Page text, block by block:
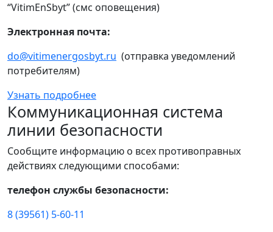
“VitimEnSbyt” (смс оповещения)
Электронная почта:
do@vitimenergosbyt.ru (отправка уведомлений
потребителям)
Узнать подробнее
Коммуникационная система
линии безопасности
Сообщите информацию о всех противоправных
действиях следующими способами:
телефон службы безопасности:
8 (39561) 5-60-11